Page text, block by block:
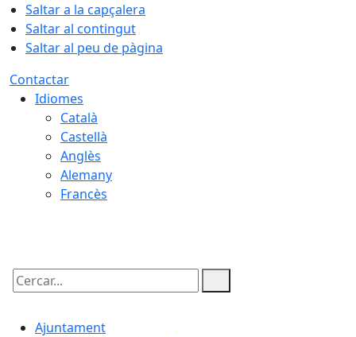
Saltar a la capçalera
Saltar al contingut
Saltar al peu de pàgina
Contactar
Idiomes
Català
Castellà
Anglès
Alemany
Francès
Cercar:
Ajuntament